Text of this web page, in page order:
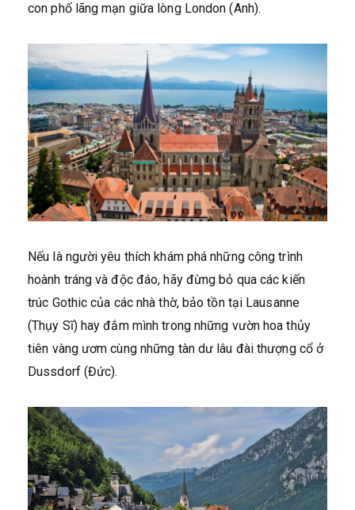
con phố lãng mạn giữa lòng London (Anh).
Nếu là người yêu thích khám phá những công trình
hoành tráng và độc đáo, hãy đừng bỏ qua các kiến
trúc Gothic của các nhà thờ, bảo tồn tại Lausanne
(Thụy Sĩ) hay đắm mình trong những vườn hoa thủy
tiên vàng ươm cùng những tàn dư lâu đài thượng cổ ở
Dussdorf (Đức).